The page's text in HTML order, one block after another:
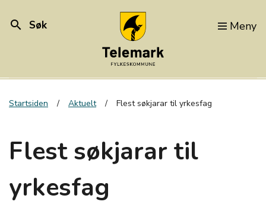
search Søk Meny
Startsiden Aktuelt Flest søkjarar til yrkesfag
Flest søkjarar til
yrkesfag